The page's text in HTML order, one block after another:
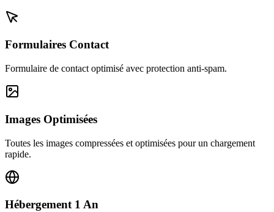
Formulaires Contact
Formulaire de contact optimisé avec protection anti-spam.
Images Optimisées
Toutes les images compressées et optimisées pour un chargement
rapide.
Hébergement 1 An